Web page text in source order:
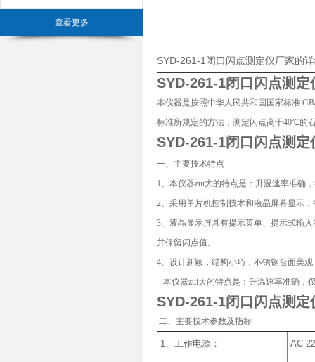
查看更多
SYD-261-1闭口闪点测定仪厂家的
SYD-261-1闭口闪点测定
本仪器是按照中华人民共和国国家标准
标准所规定的方法，测定闪点高于40℃的
SYD-261-1闭口闪点测定
一、主要技术特点
1、本仪器zui大的特点是：升温速率准确
2、采用单片机控制技术和液晶屏幕显示
3、液晶显示屏具有提示菜单、提示式输
并保留闪点值。
4、设计新颖，结构小巧，不锈钢台面美
本仪器zui大的特点是：升温速率准确，
SYD-261-1闭口闪点测定
二、主要技术参数及指标
1、工作电源： AC